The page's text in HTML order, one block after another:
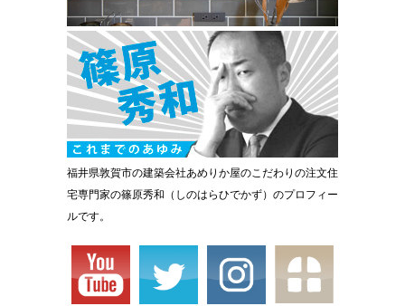
福井県敦賀市の建築会社あめりか屋のこだわりの注文住
宅専門家の篠原秀和（しのはらひでかず）のプロフィー
ルです。